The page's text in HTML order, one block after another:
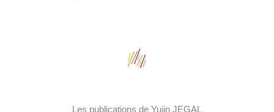
Les publications de Yujin JEGAL